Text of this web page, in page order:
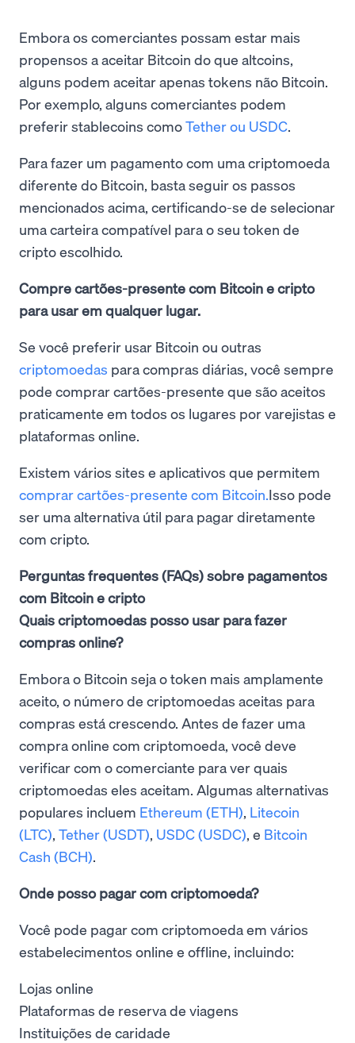
Embora os comerciantes possam estar mais
propensos a aceitar Bitcoin do que altcoins,
alguns podem aceitar apenas tokens não Bitcoin.
Por exemplo, alguns comerciantes podem
preferir stablecoins comoTether ou USDC.
Para fazer um pagamento com uma criptomoeda
diferente do Bitcoin, basta seguir os passos
mencionados acima, certificando-se de selecionar
uma carteira compatível para o seu token de
cripto escolhido.
Compre cartões-presente com Bitcoin e cripto
para usar em qualquer lugar.
Se você preferir usar Bitcoin ou outras
criptomoedas para compras diárias, você sempre
pode comprar cartões-presente que são aceitos
praticamente em todos os lugares por varejistas e
plataformas online.
Existem vários sites e aplicativos que permitem
comprar cartões-presente com Bitcoin.Isso pode
ser uma alternativa útil para pagar diretamente
com cripto.
Perguntas frequentes (FAQs) sobre pagamentos
com Bitcoin e cripto
Quais criptomoedas posso usar para fazer
compras online?
Embora o Bitcoin seja o token mais amplamente
aceito, o número de criptomoedas aceitas para
compras está crescendo. Antes de fazer uma
compra online com criptomoeda, você deve
verificar com o comerciante para ver quais
criptomoedas eles aceitam. Algumas alternativas
populares incluem Ethereum (ETH), Litecoin
(LTC), Tether (USDT), USDC (USDC), e Bitcoin
Cash (BCH).
Onde posso pagar com criptomoeda?
Você pode pagar com criptomoeda em vários
estabelecimentos online e offline, incluindo:
Lojas online
Plataformas de reserva de viagens
Instituições de caridade